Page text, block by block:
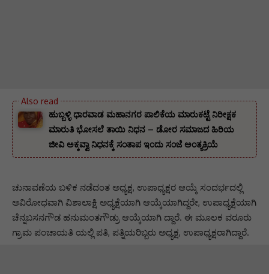
ಹುಬ್ಬಳ್ಳಿ ಧಾರವಾಡ ಮಹಾನಗರ ಪಾಲಿಕೆಯ ಮಾರುಕಟ್ಟೆ ನಿರೀಕ್ಷಕ
ಮಾರುತಿ ಭೋಸಲೆ ತಾಯಿ ನಿಧನ – ಡೋರ ಸಮಾಜದ ಹಿರಿಯ
ಜೀವಿ ಅಕ್ಕವ್ವಾ ನಿಧನಕ್ಕೆ ಸಂತಾಪ ಇಂದು ಸಂಜೆ ಅಂತ್ಯಕ್ರಿಯೆ
ಚುನಾವಣೆಯ ಬಳಿಕ ನಡೆದಂತ ಅಧ್ಯಕ್ಷ, ಉಪಾಧ್ಯಕ್ಷರ ಆಯ್ಕೆ ಸಂದರ್ಭದಲ್ಲಿ
ಅವಿರೋಧವಾಗಿ ವಿಶಾಲಾಕ್ಷಿ ಅಧ್ಯಕ್ಷೆಯಾಗಿ ಆಯ್ಕೆಯಾಗಿದ್ದರೇ, ಉಪಾಧ್ಯಕ್ಷೆಯಾಗಿ
ಚೆನ್ನಬಸನಗೌಡ ಹನುಮಂತಗೌಡ್ರು ಆಯ್ಕೆಯಾಗಿ ದ್ದಾರೆ. ಈ ಮೂಲಕ ವರೂರು
ಗ್ರಾಮ ಪಂಚಾಯತಿ ಯಲ್ಲಿ ಪತಿ, ಪತ್ನಿಯರಿಬ್ಬರು ಅಧ್ಯಕ್ಷ, ಉಪಾಧ್ಯಕ್ಷರಾಗಿದ್ದಾರೆ.